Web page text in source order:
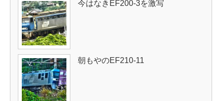
今はなきEF200-3を激写
朝もやのEF210-11